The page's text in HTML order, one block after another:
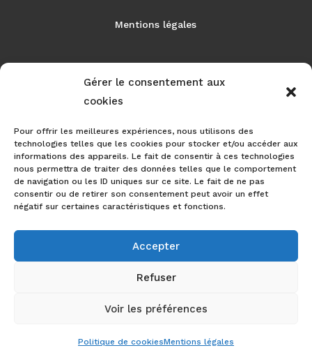
Gérer le consentement aux
cookies
Pour offrir les meilleures expériences, nous utilisons des
technologies telles que les cookies pour stocker et/ou accéder aux
informations des appareils. Le fait de consentir à ces technologies
nous permettra de traiter des données telles que le comportement
de navigation ou les ID uniques sur ce site. Le fait de ne pas
consentir ou de retirer son consentement peut avoir un effet
négatif sur certaines caractéristiques et fonctions.
Accepter
Refuser
Voir les préférences
Politique de cookiesMentions légales
Mentions légales
RÉALISATION
réservés